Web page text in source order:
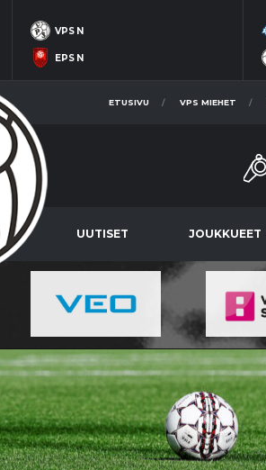
VPS N
EPS N
ETUSIVU VPS MIEHET
UUTISET JOUKKUEET